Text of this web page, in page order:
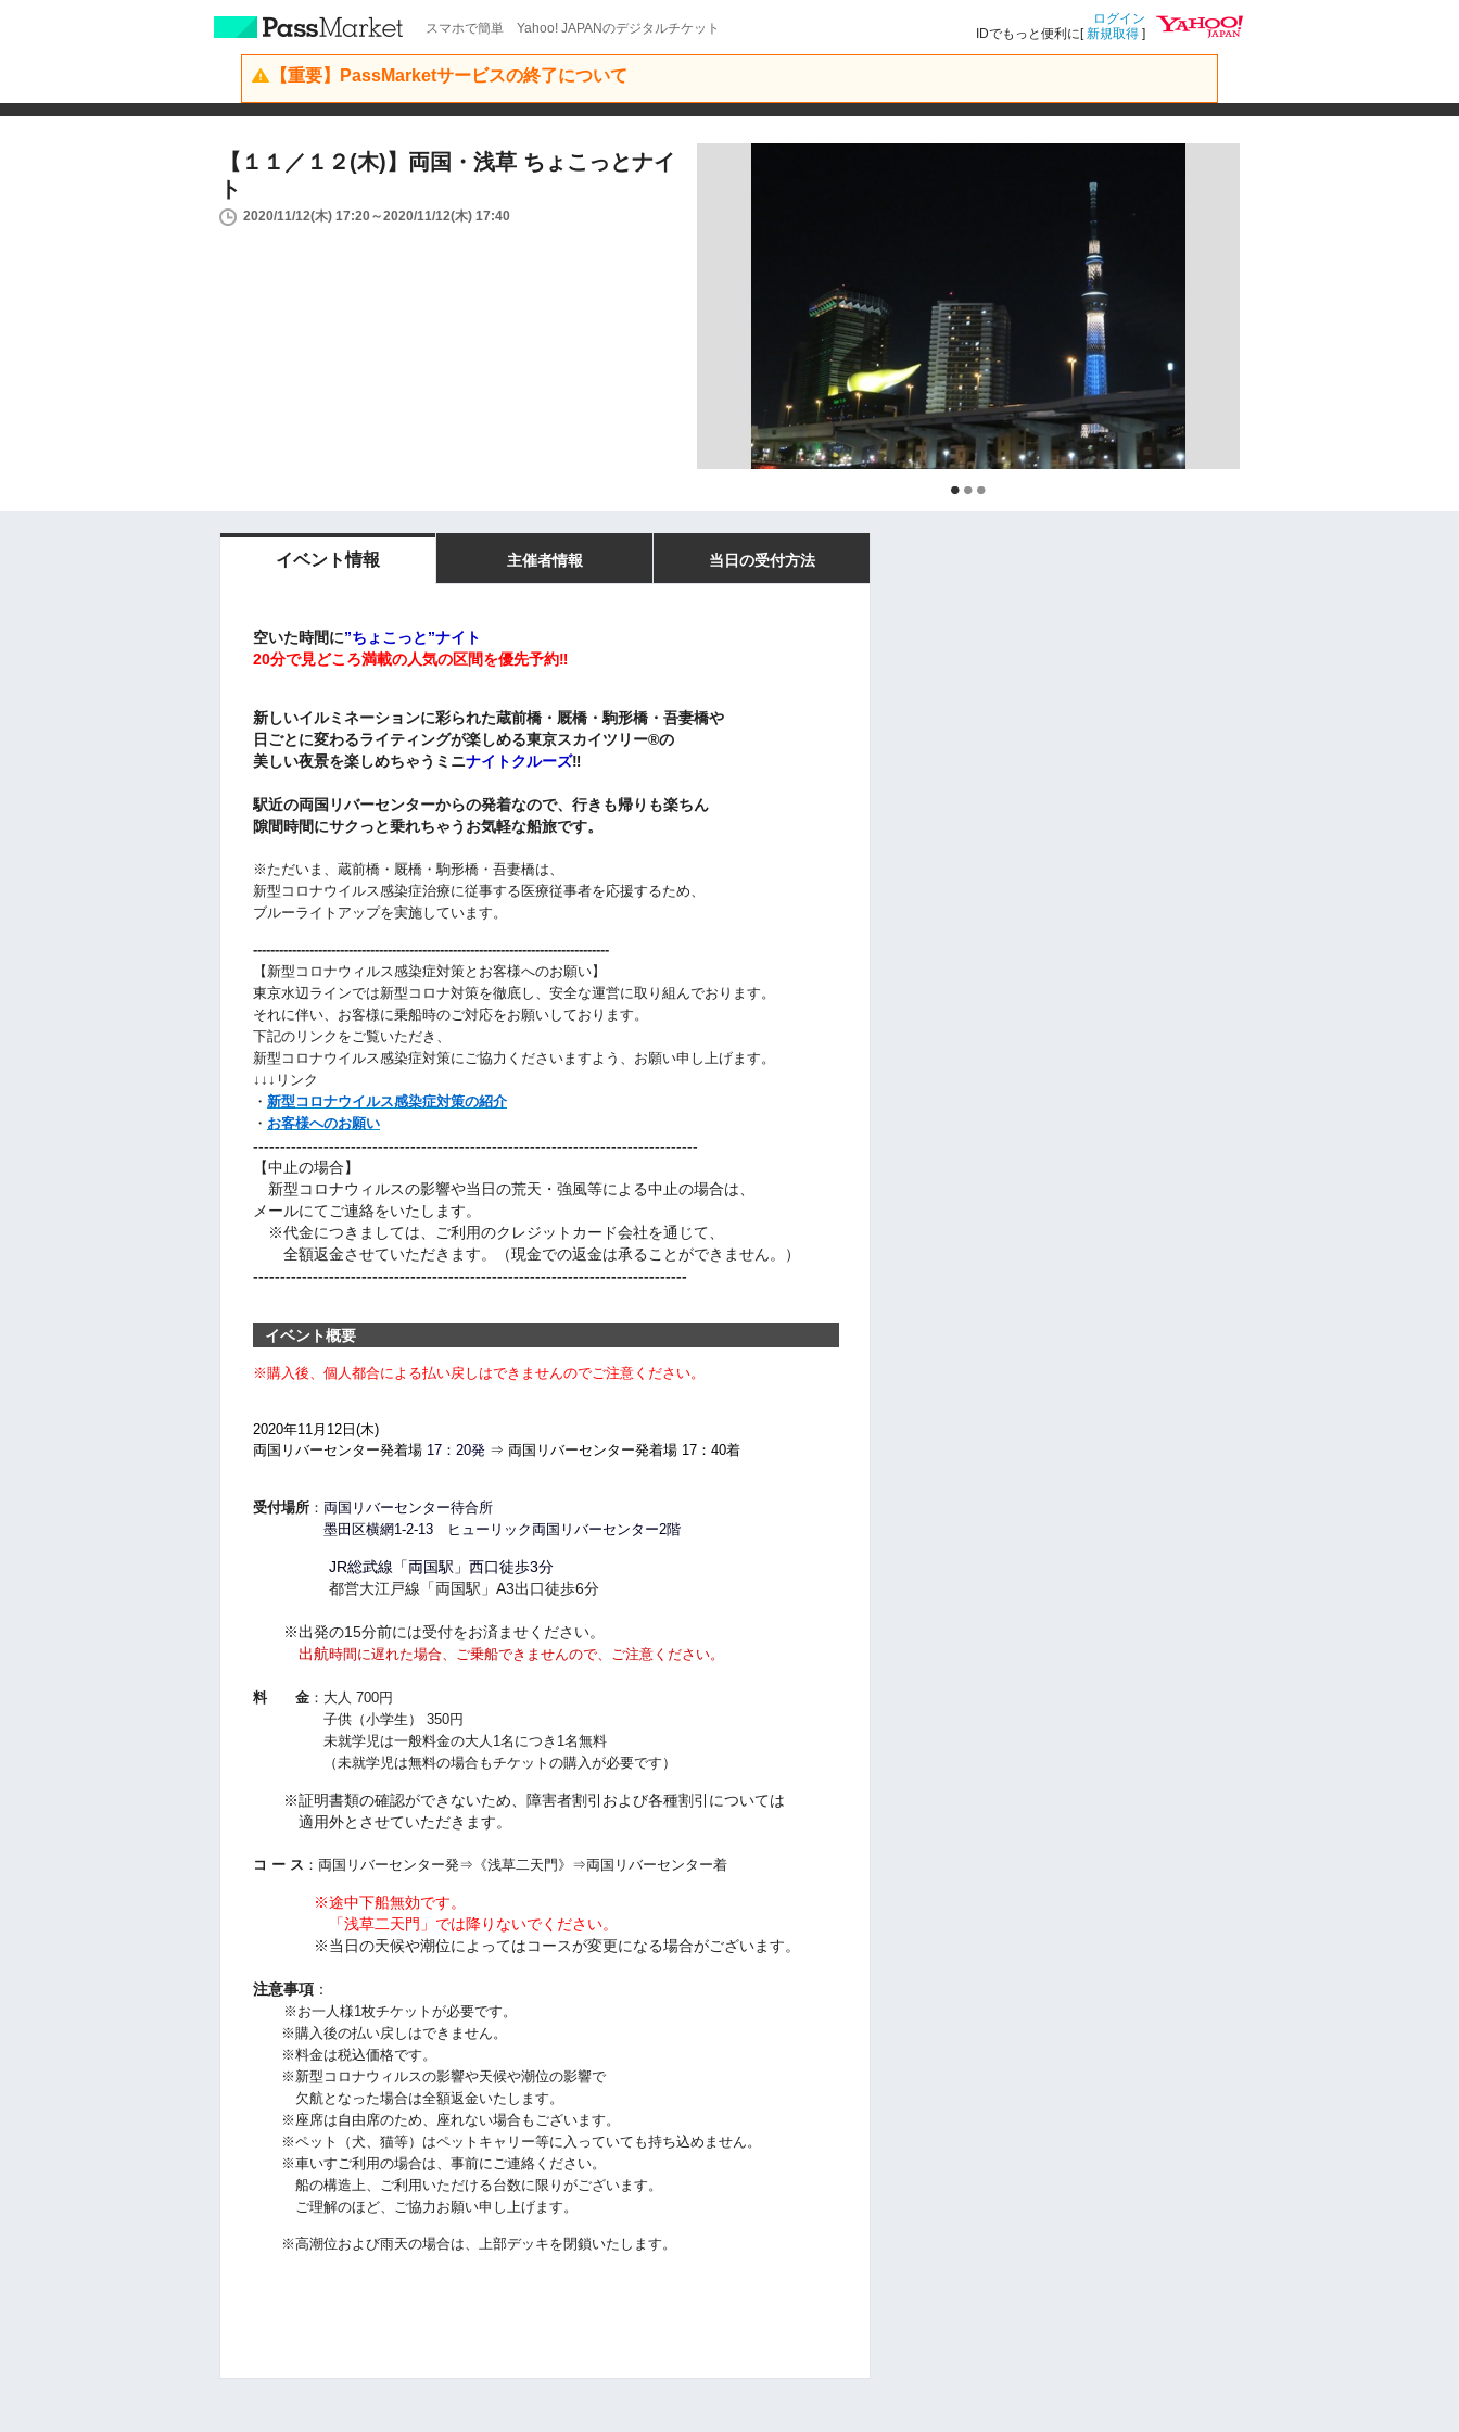
スマホで簡単 Yahoo! JAPANのデジタルチケット
ログイン
IDでもっと便利に[新規取得 ]
【重要】PassMarketサービスの終了について
【１１／１２(木)】両国・浅草 ちょこっとナイ
ト
2020/11/12(木) 17:20～2020/11/12(木) 17:40
イベント情報 主催者情報 当日の受付方法
空いた時間に”ちょこっと”ナイト
20分で見どころ満載の人気の区間を優先予約‼
新しいイルミネーションに彩られた蔵前橋・厩橋・駒形橋・吾妻橋や
日ごとに変わるライティングが楽しめる東京スカイツリー®の
美しい夜景を楽しめちゃうミニナイトクルーズ‼
駅近の両国リバーセンターからの発着なので、行きも帰りも楽ちん
隙間時間にサクっと乗れちゃうお気軽な船旅です。
※ただいま、 蔵前橋・厩橋・駒形橋・吾妻橋は、
新型コロナウイルス感染症治療に従事する医療従事者を応援するため、
ブルーライトアップを実施しています。
----------------------------------------------------------------------------------
【新型コロナウィルス感染症対策とお客様へのお願い】
東京水辺ラインでは新型コロナ対策を徹底し、安全な運営に取り組んでおります。
それに伴い、お客様に乗船時のご対応をお願いしております。
下記のリンクをご覧いただき、
新型コロナウイルス感染症対策にご協力くださいますよう、お願い申し上げます。
↓↓↓リンク
・ 新型コロナウイルス感染症対策の紹介
・ お客様へのお願い
----------------------------------------------------------------------------------
【中止の場合】
新型コロナウィルスの影響や当日の荒天・強風等による中止の場合は、
メールにてご連絡をいたします。
※代金につきましては、ご利用のクレジットカード会社を通じて、
全額返金させていただきます。（現金での返金は承ることができません。）
--------------------------------------------------------------------------------
イベント概要
※購入後、個人都合による払い戻しはできませんのでご注意ください。
2020年11月12日(木)
両国リバーセンター発着場 17：20発 ⇒ 両国リバーセンター発着場 17：40着
受付場所 ： 両国リバーセンター待合所
墨田区横網1-2-13 ヒューリック両国リバーセンター2階
JR総武線「両国駅」西口徒歩3分
都営大江戸線「両国駅」A3出口徒歩6分
※出発の15分前には受付をお済ませください。
出航時間に遅れた場合、ご乗船できませんので、ご注意ください。
料 金 ：大人 700円
子供（小学生） 350円
未就学児は一般料金の大人1名につき1名無料
（未就学児は無料の場合もチケットの購入が必要です）
※証明書類の確認ができないため、障害者割引および各種割引については
適用外とさせていただきます。
コ ー ス ：両国リバーセンター発⇒《浅草二天門》⇒両国リバーセンター着
※途中下船無効です。
「浅草二天門」では降りないでください。
※当日の天候や潮位によってはコースが変更になる場合がございます。
注意事項 ：
※お一人様1枚チケットが必要です。
※購入後の払い戻しはできません。
※料金は税込価格です。
※新型コロナウィルスの影響や天候や潮位の影響で
欠航となった場合は全額返金いたします。
※座席は自由席のため、座れない場合もございます。
※ペット（犬、猫等）はペットキャリー等に入っていても持ち込めません。
※車いすご利用の場合は、事前にご連絡ください。
船の構造上、ご利用いただける台数に限りがございます。
ご理解のほど、ご協力お願い申し上げます。
※高潮位および雨天の場合は、上部デッキを閉鎖いたします。